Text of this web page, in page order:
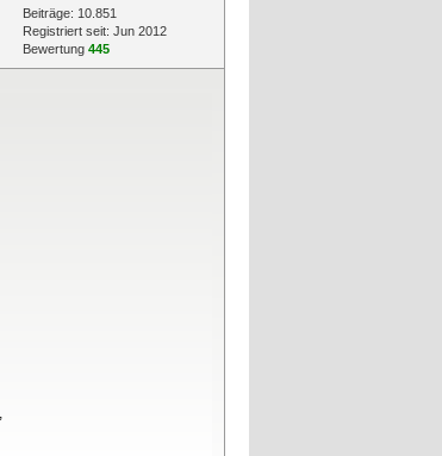
Beiträge: 10.851
Registriert seit: Jun 2012
Bewertung 445